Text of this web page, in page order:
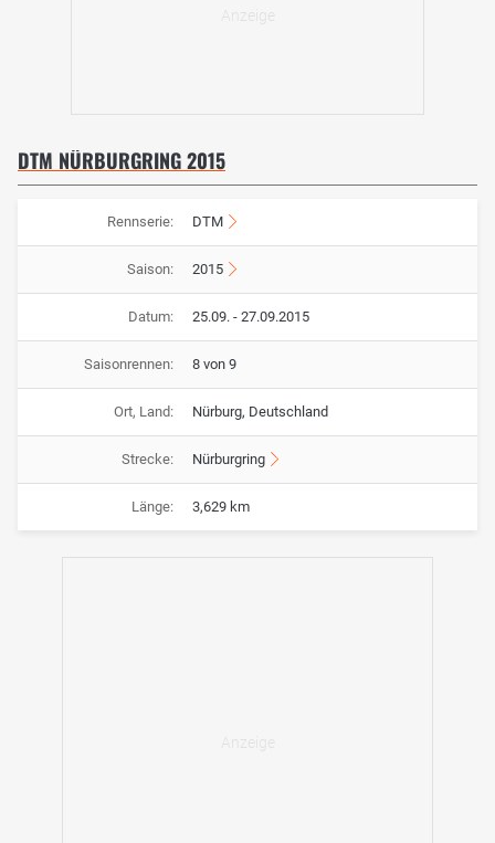
DTM NÜRBURGRING 2015
Rennserie: DTM
Saison: 2015
Datum: 25.09. - 27.09.2015
Saisonrennen: 8 von 9
Ort, Land: Nürburg, Deutschland
Strecke: Nürburgring
Länge: 3,629 km